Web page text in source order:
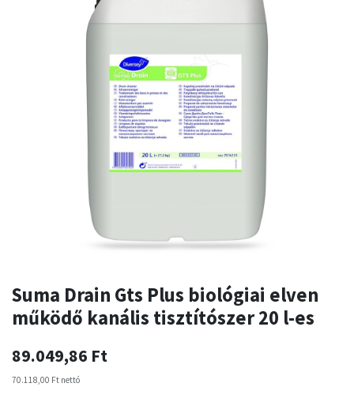
Suma Drain Gts Plus biológiai elven
működő kanális tisztítószer 20 l-es
89.049,86 Ft
70.118,00 Ft nettó